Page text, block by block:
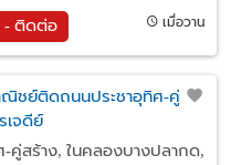
- ติดต่อ เมื่อวาน
ณิชย์ติดถนนประชาอุทิศ-คู่
เจดีย์
-คู่สร้าง, ในคลองบางปลากด,